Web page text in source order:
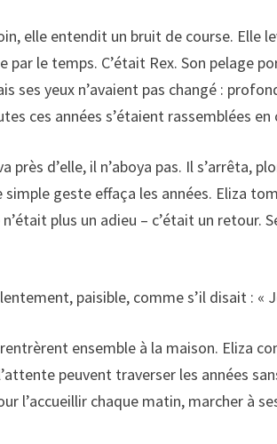
elle entendit un bruit de course.
par le temps. C’était Rex. Son pelage
ses yeux n’avaient pas changé :
ces années s’étaient rassemblées
près d’elle, il n’aboya pas. Il s’arrêta,
simple geste effaça les années. Eliza
plus un adieu – c’était un retour.
paisible, comme s’il disait : «
ensemble à la maison. Eliza
peuvent traverser les années
l’accueillir chaque matin, marcher à